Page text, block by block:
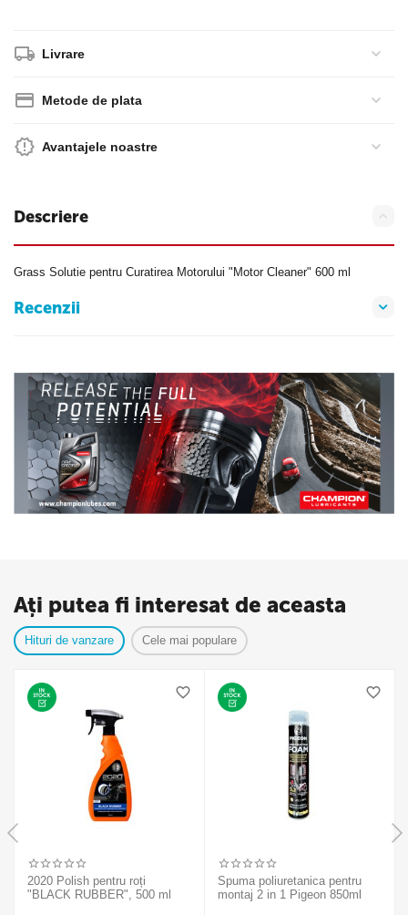
Livrare
Metode de plata
Avantajele noastre
Descriere
Grass Solutie pentru Curatirea Motorului "Motor Cleaner" 600 ml
Recenzii
Ați putea fi interesat de aceasta
Hituri de vanzare Cele mai populare
2020 Polish pentru roți
"BLACK RUBBER", 500 ml
Spuma poliuretanica pentru
montaj 2 in 1 Pigeon 850ml